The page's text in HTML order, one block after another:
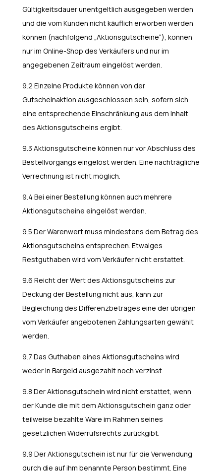
Gültigkeitsdauer unentgeltlich ausgegeben werden
und die vom Kunden nicht käuflich erworben werden
können (nachfolgend „Aktionsgutscheine“), können
nur im Online-Shop des Verkäufers und nur im
angegebenen Zeitraum eingelöst werden.
9.2 Einzelne Produkte können von der
Gutscheinaktion ausgeschlossen sein, sofern sich
eine entsprechende Einschränkung aus dem Inhalt
des Aktionsgutscheins ergibt.
9.3 Aktionsgutscheine können nur vor Abschluss des
Bestellvorgangs eingelöst werden. Eine nachträgliche
Verrechnung ist nicht möglich.
9.4 Bei einer Bestellung können auch mehrere
Aktionsgutscheine eingelöst werden.
9.5 Der Warenwert muss mindestens dem Betrag des
Aktionsgutscheins entsprechen. Etwaiges
Restguthaben wird vom Verkäufer nicht erstattet.
9.6 Reicht der Wert des Aktionsgutscheins zur
Deckung der Bestellung nicht aus, kann zur
Begleichung des Differenzbetrages eine der übrigen
vom Verkäufer angebotenen Zahlungsarten gewählt
werden.
9.7 Das Guthaben eines Aktionsgutscheins wird
weder in Bargeld ausgezahlt noch verzinst.
9.8 Der Aktionsgutschein wird nicht erstattet, wenn
der Kunde die mit dem Aktionsgutschein ganz oder
teilweise bezahlte Ware im Rahmen seines
gesetzlichen Widerrufsrechts zurückgibt.
9.9 Der Aktionsgutschein ist nur für die Verwendung
durch die auf ihm benannte Person bestimmt. Eine